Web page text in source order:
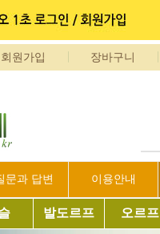
회원가입 장바구니
문과 답변 이용안내
발도르프 오르프